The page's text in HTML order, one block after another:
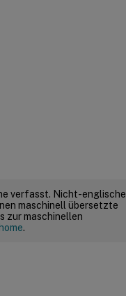
verfasst. Nicht-englische
maschinell übersetzte
zur maschinellen
.